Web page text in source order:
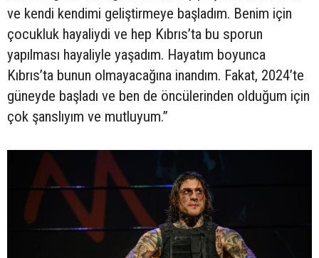
ve kendi kendimi geliştirmeye başladım. Benim için
çocukluk hayaliydi ve hep Kıbrıs’ta bu sporun
yapılması hayaliyle yaşadım. Hayatım boyunca
Kıbrıs’ta bunun olmayacağına inandım. Fakat, 2024’te
güneyde başladı ve ben de öncülerinden olduğum için
çok şanslıyım ve mutluyum.”